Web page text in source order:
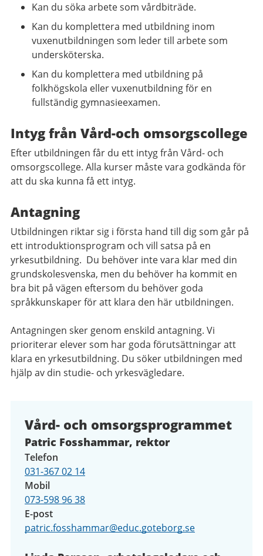
Kan du söka arbete som vårdbiträde.
Kan du komplettera med utbildning inom
vuxenutbildningen som leder till arbete som
undersköterska.
Kan du komplettera med utbildning på
folkhögskola eller vuxenutbildning för en
fullständig gymnasieexamen.
Intyg från Vård-och omsorgscollege
Efter utbildningen får du ett intyg från Vård- och
omsorgscollege. Alla kurser måste vara godkända för
att du ska kunna få ett intyg.
Antagning
Utbildningen riktar sig i första hand till dig som går på
ett introduktionsprogram och vill satsa på en
yrkesutbildning. Du behöver inte vara klar med din
grundskolesvenska, men du behöver ha kommit en
bra bit på vägen eftersom du behöver goda
språkkunskaper för att klara den här utbildningen.
Antagningen sker genom enskild antagning. Vi
prioriterar elever som har goda förutsättningar att
klara en yrkesutbildning. Du söker utbildningen med
hjälp av din studie- och yrkesvägledare.
Vård- och omsorgsprogrammet
Patric Fosshammar, rektor
Telefon
031-367 02 14
Mobil
073-598 96 38
E-post
patric.fosshammar@educ.goteborg.se